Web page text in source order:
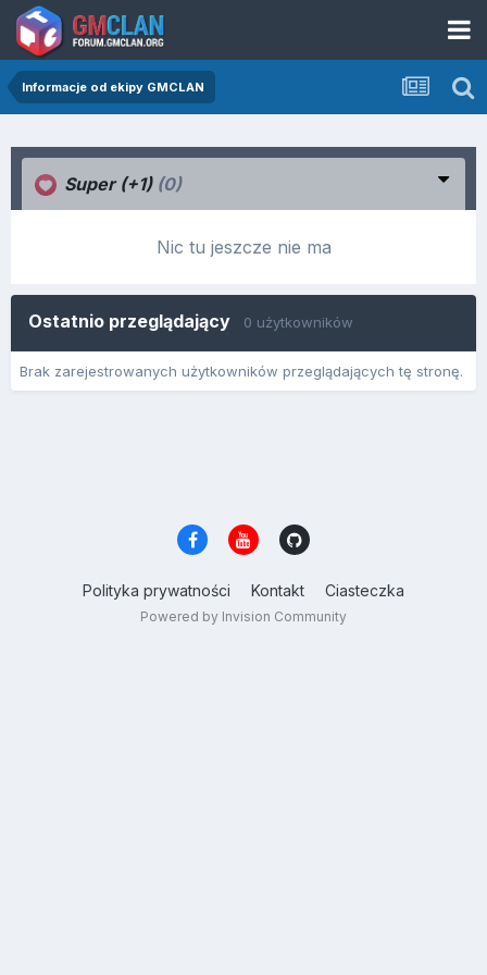
Informacje od ekipy GMCLAN
Super (+1) (0)
Nic tu jeszcze nie ma
Ostatnio przeglądający 0 użytkowników
Brak zarejestrowanych użytkowników przeglądających tę stronę.
Polityka prywatności Kontakt Ciasteczka
Powered by Invision Community